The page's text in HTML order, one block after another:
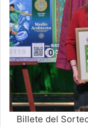
Billete del